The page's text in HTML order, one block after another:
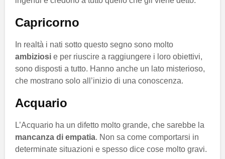
Capricorno
In realtà i nati sotto questo segno sono molto
ambiziosi e per riuscire a raggiungere i loro obiettivi,
sono disposti a tutto. Hanno anche un lato misterioso,
che mostrano solo all’inizio di una conoscenza.
Acquario
L’Acquario ha un difetto molto grande, che sarebbe la
mancanza di empatia. Non sa come comportarsi in
determinate situazioni e spesso dice cose molto gravi.